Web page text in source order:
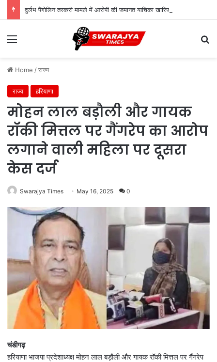
दुर्लभ पैंगोलिन तस्करी मामले में आरोपी की जमानत याचिका खारिज
Menu
Home /राज्य
राज्य हरियाणा
मोहन लाल बड़ौली और गायक
रॉकी मित्तल पर गैंगरेप का आरोप
लगाने वाली महिला पर दूसरा
केस दर्ज
Swarajya Times May 16, 2025 0
चंडीगढ़
हरियाणा भाजपा प्रदेशाध्यक्ष मोहन लाल बड़ौली और गायक रॉकी मित्तल पर गैंगरेप